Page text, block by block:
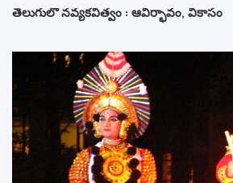
తెలుగులో నవ్యకవిత్వం : ఆవిర్భావం, వికాసం